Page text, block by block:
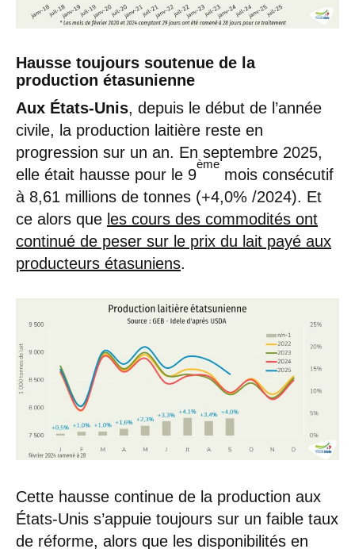
Hausse toujours soutenue de la
production étasunienne
Aux États-Unis, depuis le début de l’année
civile, la production laitière reste en
progression sur un an. En septembre 2025,
elle était hausse pour le 9
ème
mois consécutif
à 8,61 millions de tonnes (+4,0% /2024). Et
ce alors que les cours des commodités ont
continué de peser sur le prix du lait payé aux
producteurs étasuniens.
Cette hausse continue de la production aux
États-Unis s’appuie toujours sur un faible taux
de réforme, alors que les disponibilités en